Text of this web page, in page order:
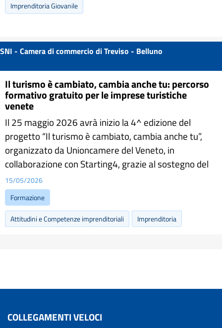
Imprenditoria Giovanile
SNI - Camera di commercio di Treviso - Belluno
Il turismo è cambiato, cambia anche tu: percorso
formativo gratuito per le imprese turistiche
venete
Il 25 maggio 2026 avrà inizio la 4^ edizione del
progetto “Il turismo è cambiato, cambia anche tu”,
organizzato da Unioncamere del Veneto, in
collaborazione con Starting4, grazie al sostegno del
15/05/2026
Formazione
Attitudini e Competenze imprenditoriali Imprenditoria
COLLEGAMENTI VELOCI